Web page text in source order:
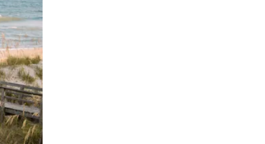
en les faisant glisser.